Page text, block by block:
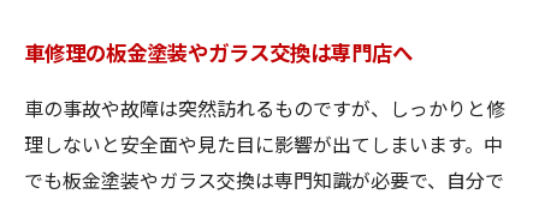
車修理の板金塗装やガラス交換は専門店へ
車の事故や故障は突然訪れるものですが、しっかりと修
理しないと安全面や見た目に影響が出てしまいます。中
でも板金塗装やガラス交換は専門知識が必要で、自分で